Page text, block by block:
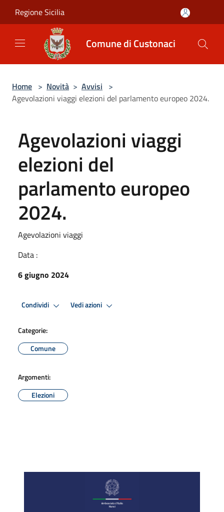
Regione Sicilia
Comune di Custonaci
Home > Novità > Avvisi >
Agevolazioni viaggi elezioni del parlamento europeo 2024.
Agevolazioni viaggi
elezioni del
parlamento europeo
2024.
Agevolazioni viaggi
Data :
6 giugno 2024
Condividi Vedi azioni
Categorie:
Comune
Argomenti:
Elezioni